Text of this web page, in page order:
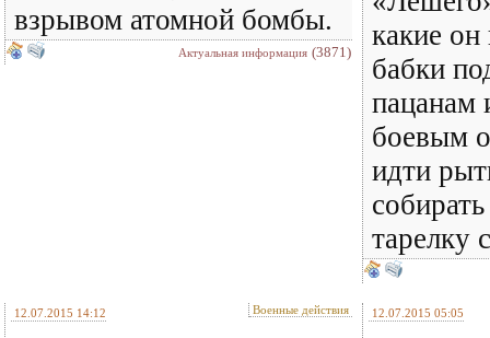
взрывом атомной бомбы.
Актуальная информация (3871)
какие он
бабки
пацанам
боевым
идти
тарелку
12.07.2015 14:12 Военные действия 12.07.2015 05:05